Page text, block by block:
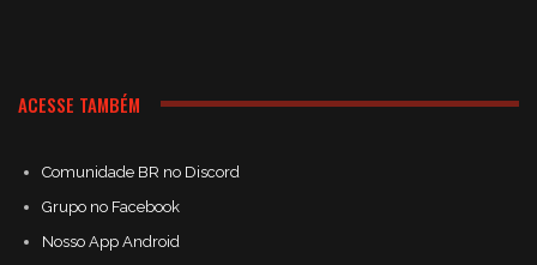
ACESSE TAMBÉM
Comunidade BR no Discord
Grupo no Facebook
Nosso App Android